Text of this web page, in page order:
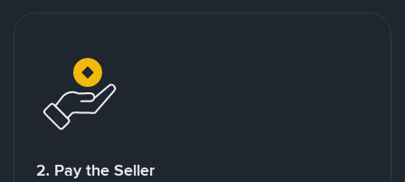
2. Pay the Seller